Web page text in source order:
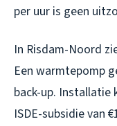
per uur is geen
In Risdam-Noord
Een warmtepomp
back-up. Installatie
ISDE-subsidie van